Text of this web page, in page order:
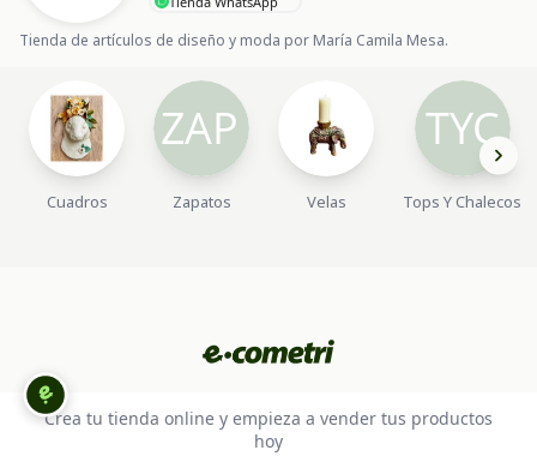
Tienda de artículos de diseño y moda por María Camila Mesa.
Cuadros Zapatos Velas Tops Y Chalecos
Crea tu tienda online y empieza a vender tus productos
hoy